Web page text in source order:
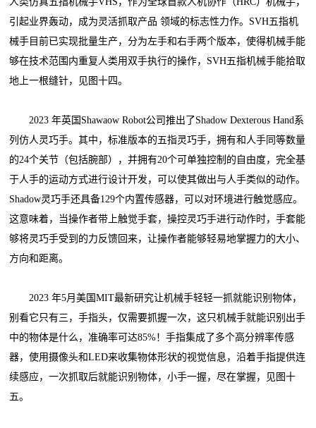
引起业界轰动，成为灵活抓取产品 领域的标志性力作。SVH五指机
械手目前已实现批量生产，分为左手和右手两个版本，使得机械手能
够在技术范围内重复人类用双手执行的操作，SVH五指机械手能拾取
地上一根缝针，见图十四。
2023 年英国Shawaow Robot公司推出了Shadow Dexterous Hand系
列仿人灵巧手。其中，标准版本的五指灵巧手，拥有和人手同等数量
的24个关节（包括腕部），并拥有20个可单独控制的自由度，完全基
于人手的运动方式进行设计开发，可以使其做出与人手类似的动作。
Shadow灵巧手还具备129个内置传感器，可以对环境进行触觉感应。
这意味着，当操作者带上触觉手套，操控灵巧手进行动作时，手套能
够将灵巧手受到的力反馈回来，让操作者能够轻易地掌握力的大小、
方向和距离。
2023 年5月美国MIT最新研究让机械手轻轻一抓就能识别物体，
别看它只有三，手指头，仅需要抓握一次，这只机械手就能识别出手
中的物体是什么，准确率可达85%！手指集成了多个高分辨率传感
器，使用摄像头和LED来收集物体形状的视觉信息，沿着手指提供连
续感应，一次抓取后就能识别物体，小手一握，尽在掌握，见图十
五。